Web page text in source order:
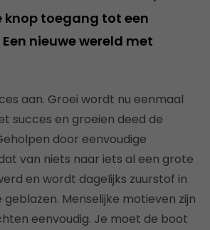
knop toegang tot een
nieuwe wereld met
aan. Groei wordt nu eenmaal
succes en groeien deed de
door eenvoudige
van niets naar iets al een grote
en wordt dagelijks zuurstof in
Menselijke motieven zijn
eenvoudig. Je moet de boot